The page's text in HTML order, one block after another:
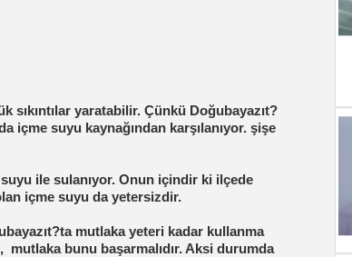
sıkıntılar yaratabilir. Çünkü Doğubayazıt?
içme suyu kaynağından karşılanıyor. şişe
ile sulanıyor. Onun içindir ki ilçede
içme suyu da yetersizdir.
mutlaka yeteri kadar kullanma
mutlaka bunu başarmalıdır. Aksi durumda